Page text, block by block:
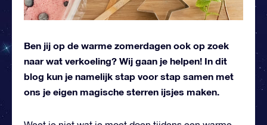
Ben jij op de warme zomerdagen ook op zoek
naar wat verkoeling? Wij gaan je helpen! In dit
blog kun je namelijk stap voor stap samen met
ons je eigen magische sterren ijsjes maken.